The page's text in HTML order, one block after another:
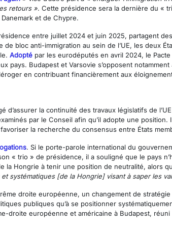
retours ». Cette présidence sera la dernière du «
et de Chypre.
entre juillet 2024 et juin 2025, partagent
bloc anti-immigration au sein de l’UE, les deux
Adopté par les eurodéputés en avril 2024, le
pays. Budapest et Varsovie s’opposent
en contribuant financièrement aux
d’assurer la continuité des travaux législatifs de
par le Conseil afin qu’il adopte une position.
la recherche du consensus entre États
. Si le porte-parole international du
« trio » de présidence, il a souligné que le pays
la Hongrie à tenir une position de neutralité, alors
systématiques [de la Hongrie] visant à saper les
droite européenne, un changement de
publiques qu’à se positionner
droite européenne et américaine à Budapest,